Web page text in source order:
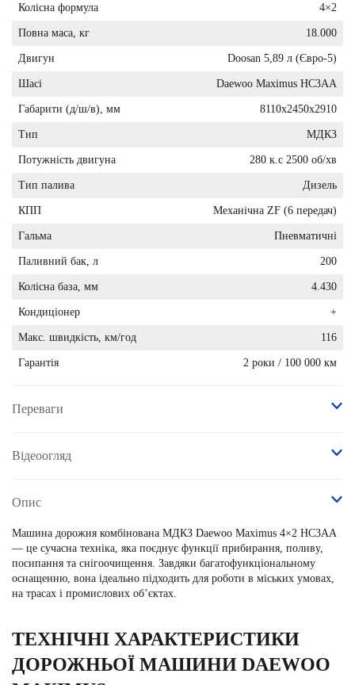
Колісна формула 4×2
Повна маса, кг 18.000
Двигун Doosan 5,89 л (Євро-5)
Шасі Daewoo Maximus HC3AA
Габарити (д/ш/в), мм 8110x2450x2910
Тип МДКЗ
Потужність двигуна 280 к.с 2500 об/хв
Тип палива Дизель
КПП Механічна ZF (6 передач)
Гальма Пневматичні
Паливний бак, л 200
Колісна база, мм 4.430
Кондиціонер +
Макс. швидкість, км/год 116
Гарантія 2 роки / 100 000 км
Переваги
Відеоогляд
Опис
Машина дорожня комбінована МДКЗ Daewoo Maximus 4×2 HC3AA
— це сучасна техніка, яка поєднує функції прибирання, поливу,
посипання та снігоочищення. Завдяки багатофункціональному
оснащенню, вона ідеально підходить для роботи в міських умовах,
на трасах і промислових об’єктах.
ТЕХНІЧНІ ХАРАКТЕРИСТИКИ
ДОРОЖНЬОЇ МАШИНИ DAEWOO